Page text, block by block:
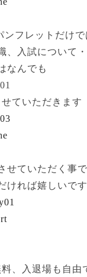
フレットだけで
、入試について・
なんでも
ていただきます
せていただく事で
ければ嬉しいです
、入退場も自由